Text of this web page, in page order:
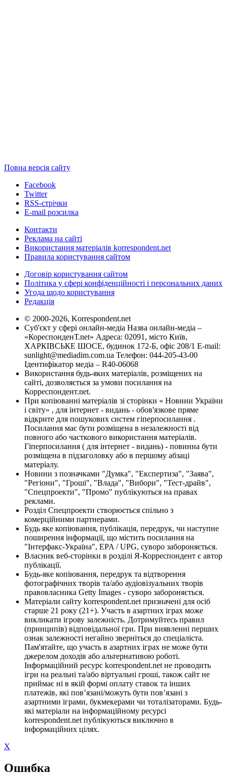
Повна версія сайту
Facebook
Twitter
RSS-стрічки
E-mail розсилка
Контакти
Реклама на сайті
Використання матеріалів korrespondent.net
Правила користування сайтом
Договір користування сайтом
Політика у сфері конфіденційності і персональних даних
Угода щодо користування
Редакція
© 2000-2026, Korrespondent.net
Суб'єкт у сфері онлайн-медіа Назва онлайн-медіа –
«КореспонденТ.net» Адреса: 02091, місто Київ,
ХАРКІВСЬКЕ ШОСЕ, будинок 172-Б, офіс 208/1 E-mail:
sunlight@mediadim.com.ua Телефон: 044-205-43-00
Ідентифікатор медіа – R40-06068
Використання будь-яких матеріалів, розміщених на
сайті, дозволяється за умови посилання на
Корреспондент.net.
При копіюванні матеріалів зі сторінки « Новини України
і світу» , для інтернет - видань - обов'язкове пряме
відкрите для пошукових систем гіперпосилання .
Посилання має бути розміщена в незалежності від
повного або часткового використання матеріалів.
Гіперпосилання ( для інтернет - видань) - повинна бути
розміщена в підзаголовку або в першому абзаці
матеріалу.
Новини з позначками "Думка", "Експертиза", "Заява",
"Регіони", "Гроші", "Влада", "Вибори", "Тест-драйв",
"Спецпроекти", "Промо" публікуються на правах
реклами.
Розділ Спецпроекти створюється спільно з
комерційними партнерами.
Будь яке копіювання, публікація, передрук, чи наступне
поширення інформації, що містить посилання на
"Інтерфакс-Україна", EPA / UPG, суворо забороняється.
Власник веб-сторінки в розділі Я-Корреспондент є автор
публікації.
Будь-яке копіювання, передрук та відтворення
фотографічних творів та/або аудіовізуальних творів
правовласника Getty Images - суворо забороняється.
Матеріали сайту korrespondent.net призначені для осіб
старше 21 року (21+). Участь в азартних іграх може
викликати ігрову залежність. Дотримуйтесь правил
(принципів) відповідальної гри. При виявленні перших
ознак залежності негайно зверніться до спеціаліста.
Пам'ятайте, що участь в азартних іграх не може бути
джерелом доходів або альтернативою роботі.
Інформаційний ресурс korrespondent.net не проводить
ігри на реальні та/або віртуальні гроші, також сайт не
приймає ні в якій формі оплату ставок та інших
платежів, які пов’язані/можуть бути пов’язані з
азартними іграми, букмекерами чи тоталізаторами. Будь-
які матеріали на інформаційному ресурсі
korrespondent.net публікуються виключно в
інформаційних цілях.
X
Ошибка